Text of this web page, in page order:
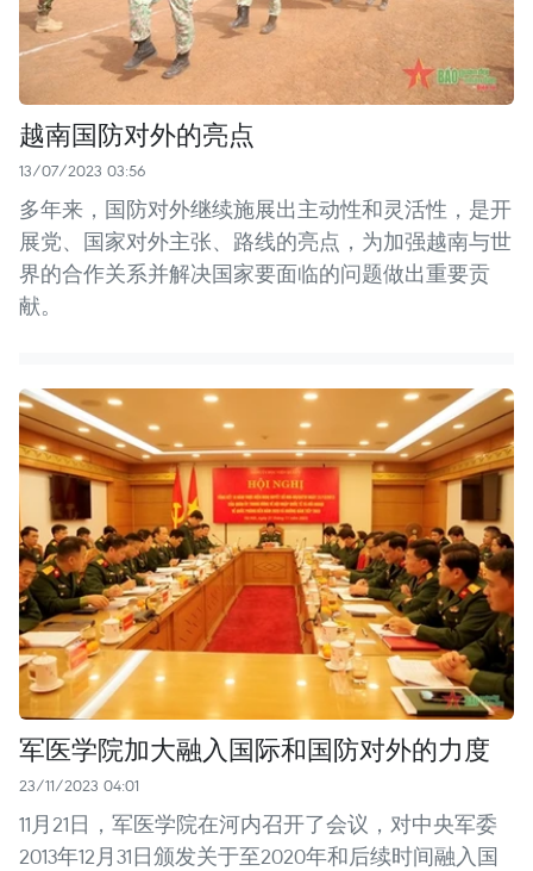
越南国防对外的亮点
13/07/2023 03:56
多年来，国防对外继续施展出主动性和灵活性，是开
展党、国家对外主张、路线的亮点，为加强越南与世
界的合作关系并解决国家要面临的问题做出重要贡
献。
军医学院加大融入国际和国防对外的力度
23/11/2023 04:01
11月21日，军医学院在河内召开了会议，对中央军委
2013年12月31日颁发关于至2020年和后续时间融入国